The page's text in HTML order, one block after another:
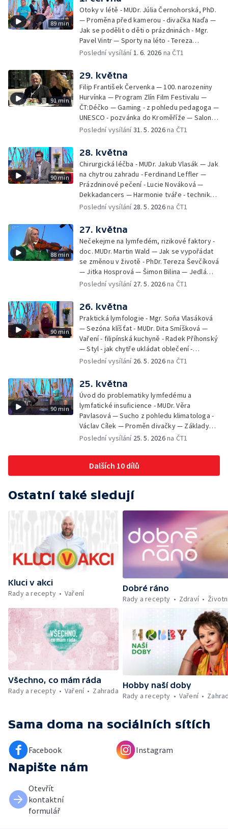
Belhová — Pramen - Ivan Ostrochovský
89 min
Otoky v létě - MUDr. Júlia Černohorská, PhD.
— Proměna před kamerou - divačka Naďa —
Jak se podělit o děti o prázdninách - Mgr.
Pavel Vintr — Sporty na léto - Tereza
Michalová — Černé ovce — Změny v
v Českém ráji - Tomáš Jeřábek, Magdalena
Borová, Eva Váchová
Poslední vysílání1. 6. 2026 na ČT1
91 min
29. května
Filip František Červenka — 100. narozeniny
Hurvínka — Program Zlín Film Festivalu —
ČT:Déčko — Gaming - z pohledu pedagoga —
UNESCO - pozvánka do Kroměříže — Salon
filmových klapek
Poslední vysílání31. 5. 2026na ČT1
90 min
28. května
Chirurgická léčba - MUDr. Jakub Vlasák — Jak
na chytrou zahradu - Ferdinand Leffler —
Prázdninové pečení - Lucie Nováková —
Dekkadancers — Harmonie tváře - techniky
přírodního omlazení - Martina Kavecká —
Petr Bednařík — Počasí s Michalem Žákem
Poslední vysílání 28. 5. 2026na ČT1
88 min
27. května
Nečekejme na lymfedém, rizikové faktory -
doc. MUDr. Martin Wald — Jak se vypořádat
se změnou v životě - PhDr. Tereza Ševčíková
— Jitka Hosprová — Šimon Bilina — Jedlá
zahrada - Petra Matějková — Kulturní tipy
Poslední vysílání 27. 5. 2026na ČT1
90 min
26. května
Praktická lymfologie - Mgr. Soňa Vlasáková
— Sezóna klíšťat - MUDr. Dita Smíšková —
Vaření - filipínská kuchyně - Radek Příhonský
— Styl - jak chytře ukládat oblečení -
Veronika Slaninová — Běháme s dětmi - jak
Schneiderová — Colours of Ostrava - Filip
Košťálek a Jan Vojtko — Tajemství křišťálové
planety - Jan Maxián, Petr Horák a Adélka
Hesová — Český svaz ochránců přírody - Eva
Šrailová
Poslední vysílání 26. 5. 2026na ČT1
90 min
25. května
Úvod do problematiky lymfedému a
lymfatické insuficience - MUDr. Věra
Pavlasová — Sucho z pohledu klimatologa -
Václav Cílek — Proměn divačky — Základy
bezpečnosti dětí na inline bruslích - Petr
Zooterapie - praktické využití - Linda
Tinková — Pražské jaro - Klára Boudalová,
Marko Ivanović
Poslední vysílání 25. 5. 2026na ČT1
Dalších 10 dílů
Ostatní také sledují
Kluci v akci
Rady a recepty
Vaření
Dobré ráno
Rady a recepty
Zdraví
Všechno, co mám ráda
Rady a recepty
Vaření Zahrada
Hobby naší doby
Rady a recepty
Vaření
Sama doma na sociálních sítích
Facebook Instagram
Napište nám
Otevřít
kontaktní
formulář